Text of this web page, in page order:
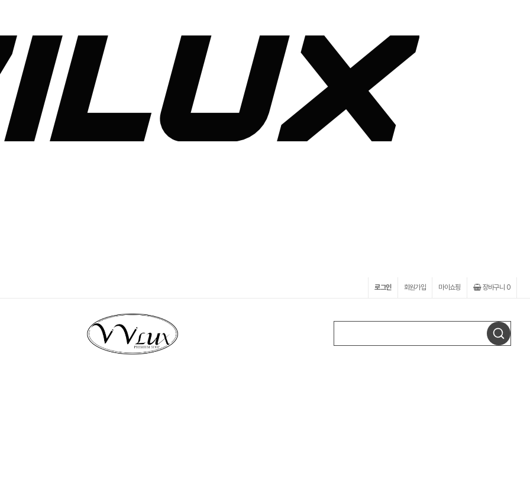
장바구니 0
마이쇼핑
회원가입
로그인